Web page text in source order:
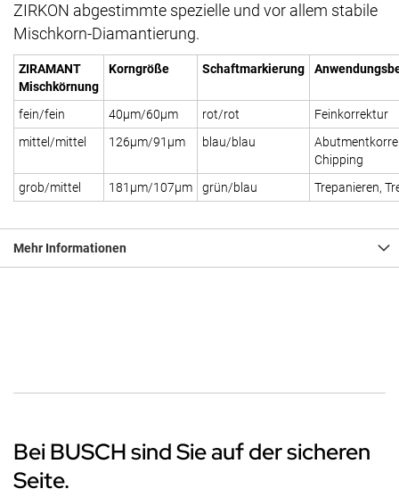
ZIRKON abgestimmte spezielle und vor allem stabile
Mischkorn-Diamantierung.
ZIRAMANT
Mischkörnung
Korngröße Schaftmarkierung
fein/fein 40µm/60µm rot/rot
Feinkorrektur
mittel/mittel
126µm/91µm blau/blau
Chipping
grob/mittel
181µm/107µm grün/blau Trepanieren,
Mehr Informationen
Bei BUSCH sind Sie auf der sicheren
Seite.